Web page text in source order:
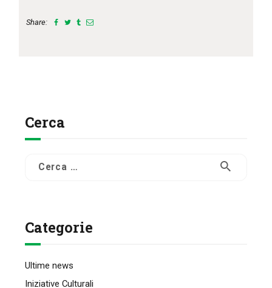
Share:
Cerca
Ricerca
Categorie
Ultime news
Iniziative Culturali